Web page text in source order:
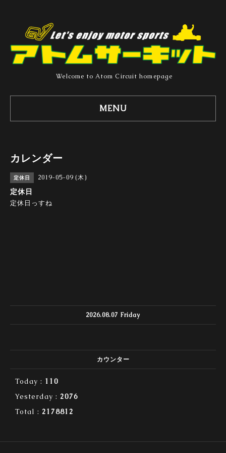
Welcome to Atom Circuit homepage
MENU
カレンダー
定休日 2019-05-09 (木)
定休日
定休日っすね
2026.08.07 Friday
カウンター
Today : 110
Yesterday : 2076
Total : 2178812